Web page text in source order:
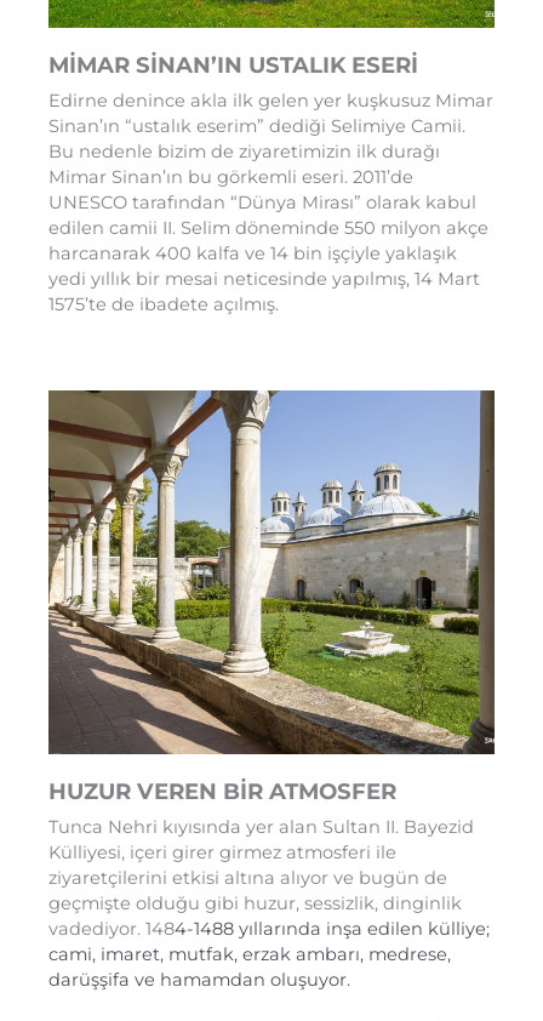
MİMAR SİNAN’IN USTALIK ESERİ
Edirne denince akla ilk gelen yer kuşkusuz Mimar
Sinan’ın “ustalık eserim” dediği Selimiye Camii.
Bu nedenle bizim de ziyaretimizin ilk durağı
Mimar Sinan’ın bu görkemli eseri. 2011’de
UNESCO tarafından “Dünya Mirası” olarak kabul
edilen camii II. Selim döneminde 550 milyon akçe
harcanarak 400 kalfa ve 14 bin işçiyle yaklaşık
yedi yıllık bir mesai neticesinde yapılmış, 14 Mart
1575’te de ibadete açılmış.
HUZUR VEREN BİR ATMOSFER
Tunca Nehri kıyısında yer alan Sultan II. Bayezid
Külliyesi, içeri girer girmez atmosferi ile
ziyaretçilerini etkisi altına alıyor ve bugün de
geçmişte olduğu gibi huzur, sessizlik, dinginlik
vadediyor. 1484-1488 yıllarında inşa edilen külliye;
cami, imaret, mutfak, erzak ambarı, medrese,
darüşşifa ve hamamdan oluşuyor.